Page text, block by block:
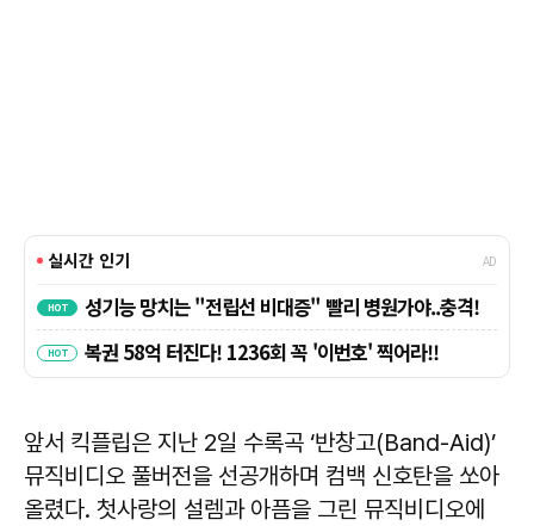
앞서 킥플립은 지난 2일 수록곡 ‘반창고(Band-Aid)’
뮤직비디오 풀버전을 선공개하며 컴백 신호탄을 쏘아
올렸다. 첫사랑의 설렘과 아픔을 그린 뮤직비디오에